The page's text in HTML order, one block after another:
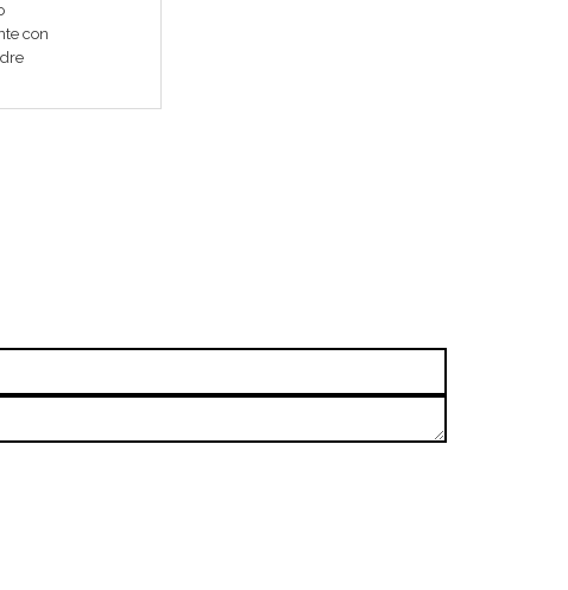
con